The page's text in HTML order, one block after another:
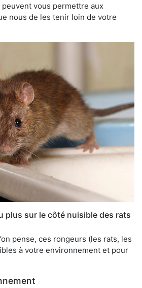
vous permettre aux
nous de les tenir loin de votre
plus sur le côté nuisible des rats
pense, ces rongeurs (les rats, les
à votre environnement et pour